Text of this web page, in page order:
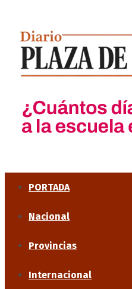
PORTADA
Nacional
Provincias
Internacional